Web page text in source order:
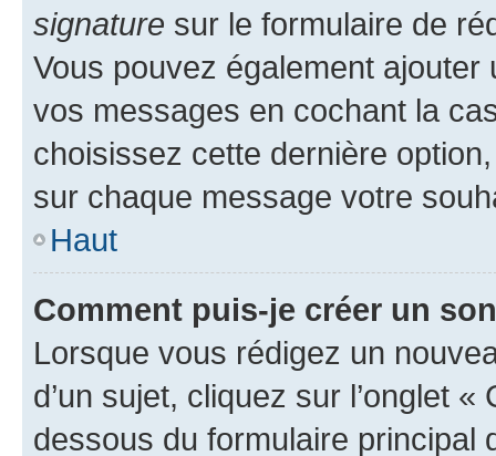
signature sur le formulaire de
Vous pouvez également
vos messages en cochant la
choisissez cette dernière
sur chaque message votre
Haut
Comment puis-je créer un
Lorsque vous rédigez un
d’un sujet, cliquez sur l’onglet
dessous du formulaire principal